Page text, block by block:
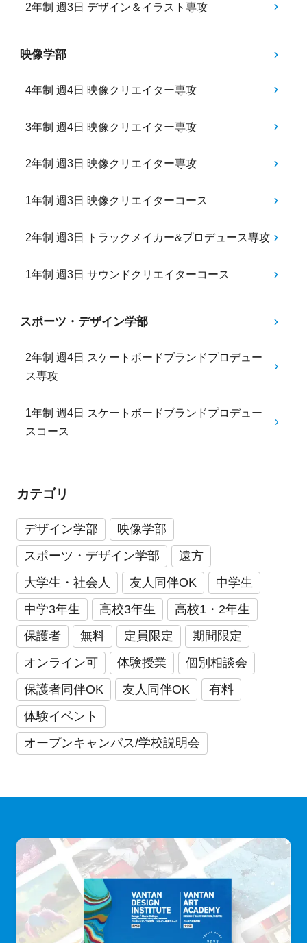
2年制 週3日 デザイン＆イラスト専攻
映像学部
4年制 週4日 映像クリエイター専攻
3年制 週4日 映像クリエイター専攻
2年制 週3日 映像クリエイター専攻
1年制 週3日 映像クリエイターコース
2年制 週3日 トラックメイカー&プロデュース専攻
1年制 週3日 サウンドクリエイターコース
スポーツ・デザイン学部
2年制 週4日 スケートボードブランドプロデュー
ス専攻
1年制 週4日 スケートボードブランドプロデュー
スコース
カテゴリ
デザイン学部
映像学部
スポーツ・デザイン学部
遠方
大学生・社会人
友人同伴OK
中学生
中学3年生
高校3年生
高校1・2年生
保護者
無料 定員限定
期間限定
オンライン可
体験授業
個別相談会
保護者同伴OK
友人同伴OK
有料
体験イベント
オープンキャンパス/学校説明会